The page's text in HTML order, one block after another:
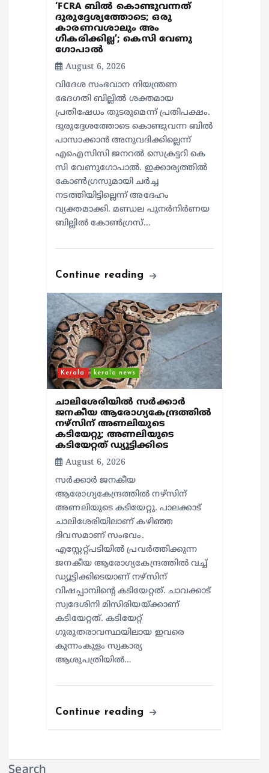
‘FCRA ബിൽ കൊണ്ടുവന്നത്
ദുരുദ്ദേശ്യത്തോടെ; ഒരു
കാരണവശാലും അം​
ഗീകരിക്കില്ല’; കെസി വേണു​
ഗോപാൽ
August 6, 2026
വിദേശ സംഭവാന നിയന്ത്രണ
ഭേദഗതി ബില്ലിൽ ശക്തമായ
പ്രതിഷേധം തുടരുമെന്ന് പ്രതിപക്ഷം.
ദുരുദ്ദേശത്തോടെ കൊണ്ടുവന്ന ബിൽ
പാസാക്കാൻ അനുവദിക്കില്ലെന്ന്
എഐസിസി ജനറൽ സെക്രട്ടറി കെ
സി വേണുഗോപാൽ. ഇക്കാര്യത്തിൽ
കോൺഗ്രസുമായി ചർച്ച
നടത്തിയിട്ടില്ലെന്ന് അദേഹം
വ്യക്തമാക്കി. മണ്ഡല പുനർനിർണയ
ബില്ലിൽ കോൺഗ്രസ്…
Continue reading
Kerala kerala news
ചാലിശേരിയില്‍ സര്‍ക്കാര്‍
ജനകീയ ആരോഗ്യകേന്ദ്രത്തില്‍
നഴ്സിന് അണലിയുടെ
കടിയേറ്റു; അണലിയുടെ
കടിയേറ്റത് ഡ്യൂട്ടിക്കിടെ
August 6, 2026
സര്‍ക്കാര്‍ ജനകീയ
ആരോഗ്യകേന്ദ്രത്തില്‍ നഴ്സിന്
അണലിയുടെ കടിയേറ്റു. പാലക്കാട്
ചാലിശേരിയിലാണ് കഴിഞ്ഞ
ദിവസമാണ് സംഭവം.
എസ്റ്റേറ്റ്പടിയില്‍ പ്രവര്‍ത്തിക്കുന്ന
ജനകീയ ആരോഗ്യകേന്ദ്രത്തില്‍ വച്ച്
ഡ്യൂട്ടിക്കിടെയാണ് നഴ്സിന്
വിഷപ്പാമ്പിന്റെ കടിയേറ്റത്. ചാവക്കാട്
സ്വദേശിനി മിസിരിയയ്ക്കാണ്
കടിയേറ്റത്. കടിയേറ്റ്
ഗുരുതരാവസ്ഥയിലായ ഇവരെ
കുന്നംകുളം സ്വകാര്യ
ആശുപത്രിയില്‍…
Continue reading
Search